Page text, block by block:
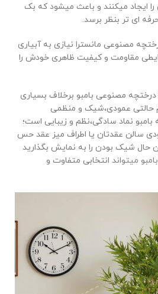
را ایجاد میکنند و باعث میشود که بک
ای تر بنظر برسد.
مصنوعی مانسترا نیازی به آبیاری
مقاومت و کیفیت ظاهری خودش را
درختچه مصنوعی بامبو برخلاف بسیاری
حالتی عمودی،شیک و منظمی
بامبو نماد سادگی،نظم و زیبایی است؛
سالن عقدتان یا اطراف میز عقد حس
حال شیک بودن را به نمایش بگذارید
میتواند انتخابی متفاوت و